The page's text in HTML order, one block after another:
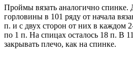
Проймы вязать аналогично спинке.
горловины в 101 ряду от начала
п. и с двух сторон от них в каждом
по 1 п. На спицах осталось 18 п. В
закрывать плечо, как на спинке.